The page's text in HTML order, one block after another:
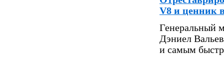
V8 и ценник
Генеральный
Дэниел
и самым